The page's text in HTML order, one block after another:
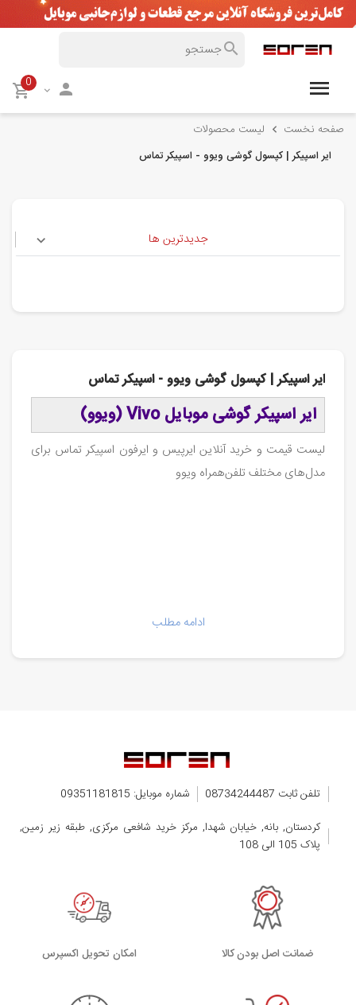
0
صفحه نخست لیست محصولات
ایر اسپیکر | کپسول گوشی ویوو - اسپیکر تماس
جدیدترین ها
ایر اسپیکر | کپسول گوشی ویوو - اسپیکر تماس
ایر اسپیکر گوشی موبایل Vivo (ویوو)
لیست قیمت و خرید آنلاین ایرپیس و ایرفون اسپیکر تماس برای
مدل‌های مختلف تلفن‌همراه ویوو
ادامه مطلب
تلفن ثابت 08734244487
شماره موبایل: 09351181815
کردستان, بانه, خیابان شهدا, مرکز خرید شافعی مرکزی, طبقه زیر زمین,
پلاک 105 الی 108
ضمانت اصل بودن کالا اﻣﮑﺎن ﺗﺤﻮﯾﻞ اﮐﺴﭙﺮس